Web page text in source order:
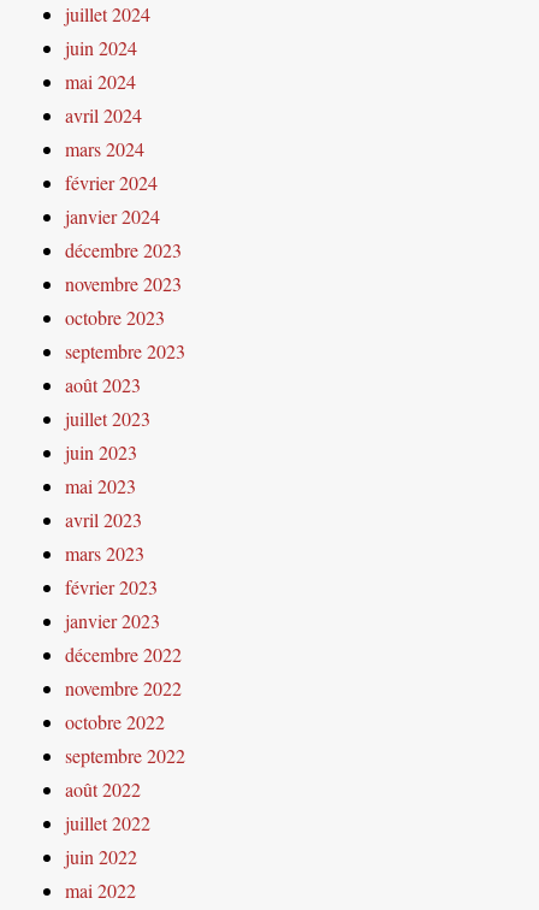
juillet 2024
juin 2024
mai 2024
avril 2024
mars 2024
février 2024
janvier 2024
décembre 2023
novembre 2023
octobre 2023
septembre 2023
août 2023
juillet 2023
juin 2023
mai 2023
avril 2023
mars 2023
février 2023
janvier 2023
décembre 2022
novembre 2022
octobre 2022
septembre 2022
août 2022
juillet 2022
juin 2022
mai 2022